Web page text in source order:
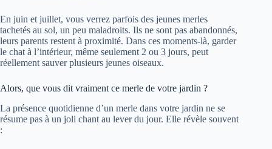
En juin et juillet, vous verrez parfois des jeunes merles
tachetés au sol, un peu maladroits. Ils ne sont pas abandonnés,
leurs parents restent à proximité. Dans ces moments-là, garder
le chat à l’intérieur, même seulement 2 ou 3 jours, peut
réellement sauver plusieurs jeunes oiseaux.
Alors, que vous dit vraiment ce merle de votre jardin ?
La présence quotidienne d’un merle dans votre jardin ne se
résume pas à un joli chant au lever du jour. Elle révèle souvent
: